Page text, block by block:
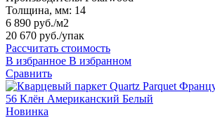
Толщина, мм: 14
6 890 руб./м2
20 670 руб./упак
Рассчитать стоимость
В избранное В избранном
Сравнить
Новинка